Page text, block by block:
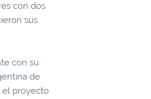
con dos
sus
con su
de
el proyecto